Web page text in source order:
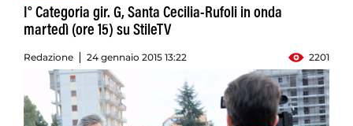
I° Categoria gir. G, Santa Cecilia-Rufoli in onda
martedì (ore 15) su StileTV
Redazione 24 gennaio 2015 13:22 2201